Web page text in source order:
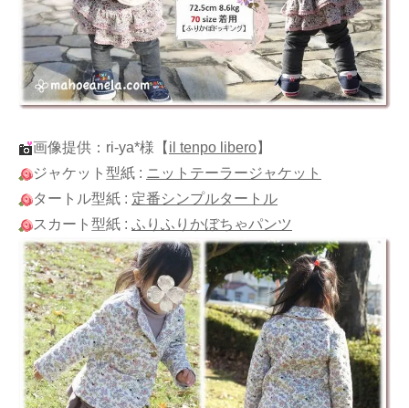
画像提供：ri-ya*様 【 il tenpo libero】
ジャケット型紙 : ニットテーラージャケット
タートル型紙 : 定番シンプルタートル
スカート型紙 : ふりふりかぼちゃパンツ